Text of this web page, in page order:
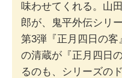
味わせてくれる。山
郎が、鬼平外伝シリ
第3弾『正月四日の客
の清蔵が『正月四日
るのも、シリーズの